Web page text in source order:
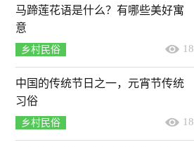
马蹄莲花语是什么？有哪些美好寓
意
乡村民俗 18
中国的传统节日之一，元宵节传统
习俗
乡村民俗 18